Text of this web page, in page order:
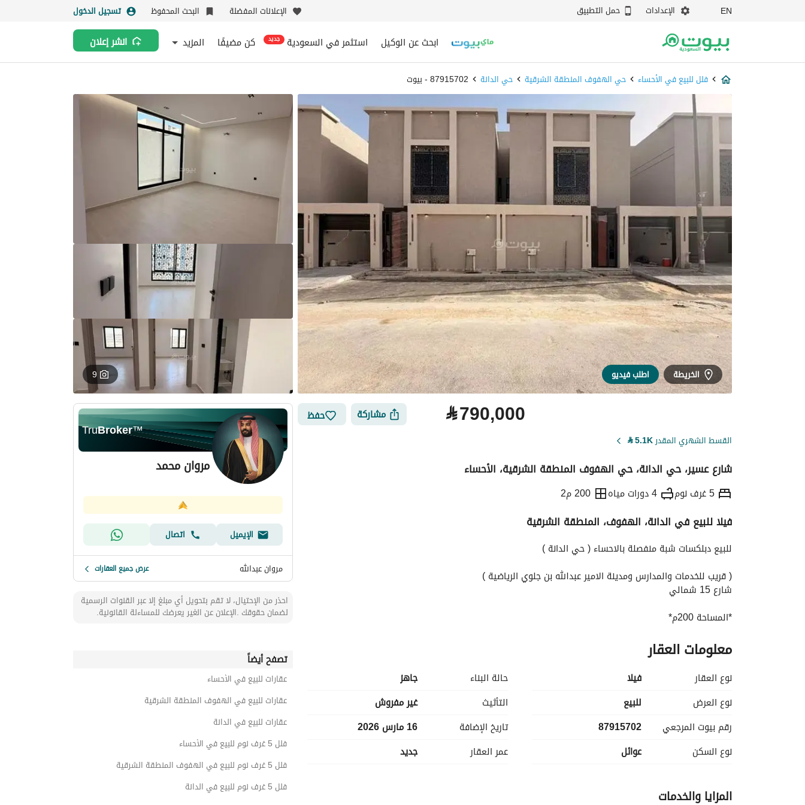
EN الإعدادات حمل التطبيق الإعلانات المفضلة البحث المحفوظ تسجيل الدخول
ابحث عن الوكيل استثمر في السعودية جديد كن مضيفًا المزيد انشر إعلان
فلل للبيع في الأحساء حي الهفوف المنطقة الشرقية حي الدانة 87915702 - بيوت
الخريطة اطلب فيديو 9
⃁790,000 مشاركة حفظ
القسط الشهري المقدر5.1K
⃁
شارع عسير، حي الدانة، حي الهفوف المنطقة الشرقية، الأحساء
5 غرف نوم 4 دورات مياه 200 م2
التفاصيل
فيلا للبيع في الدانة، الهفوف، المنطقة الشرقية
للبيع دبلكسات شبة منفصلة بالاحساء ( حي الدانة )
( قريب للخدمات والمدارس ومدينة الامير عبدالله بن جلوي الرياضية )
شارع 15 شمالي
*المساحة 200م*
حوش + كراج + مدخلين
: *الدور الارضي* :
* مجلس رجال .
* مقلط رجال .
* صالة عائلية كبيرة .
* دورتين مياة .
معلومات العقار
نوع العقار
فیلا
نوع العرض
للبيع
رقم بيوت المرجعي
87915702
نوع السكن
عوائل
حالة البناء
جاهز
التأثيث
غير مفروش
تاريخ الإضافة
16 مارس 2026
عمر العقار
جديد
المزايا والخدمات
TruBroker™
مروان محمد
الإيميل اتصال
مروان عبدالله عرض جميع العقارات
احذر من الإحتيال، لا تقم بتحويل أي مبلغ إلا عبر القنوات الرسمية
لضمان حقوقك .الإعلان عن الغير يعرضك للمساءلة القانونية.
تصفح أيضاً
عقارات للبيع في الأحساء
عقارات للبيع في الهفوف المنطقة الشرقية
عقارات للبيع في الدانة
فلل 5 غرف نوم للبيع في الأحساء
فلل 5 غرف نوم للبيع في الهفوف المنطقة الشرقية
فلل 5 غرف نوم للبيع في الدانة